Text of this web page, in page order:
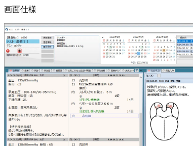
画面仕様